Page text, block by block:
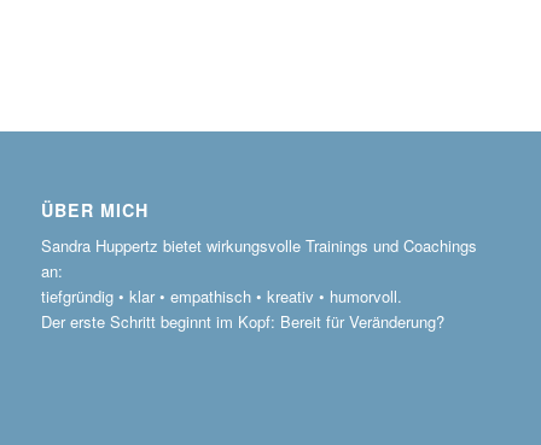
ÜBER MICH
Sandra Huppertz bietet wirkungsvolle Trainings und Coachings
an:
tiefgründig • klar • empathisch • kreativ • humorvoll.
Der erste Schritt beginnt im Kopf: Bereit für Veränderung?